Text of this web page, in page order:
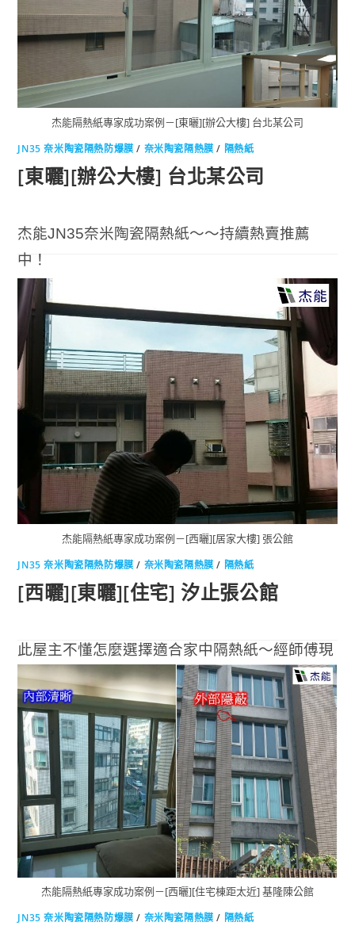
2018-07-10
杰能隔熱紙專家成功案例－[東曬][辦公大樓] 台北某公司
JN35 奈米陶瓷隔熱防爆膜 / 奈米陶瓷隔熱膜 / 隔熱紙
[東曬][辦公大樓] 台北某公司
杰能JN35奈米陶瓷隔熱紙～～持續熱賣推薦
中！
(閱讀全文…)
0 COMMENTS 2018-07-10
杰能隔熱紙專家成功案例－[西曬][居家大樓] 張公館
JN35 奈米陶瓷隔熱防爆膜 / 奈米陶瓷隔熱膜 / 隔熱紙
[西曬][東曬][住宅] 汐止張公館
此屋主不懂怎麼選擇適合家中隔熱紙～經師傅現
場評估細心解說下～推薦了這款奈米陶瓷隔熱紙
～
(閱讀全文…)
0 COMMENTS 2018-07-09
杰能隔熱紙專家成功案例－[西曬][住宅棟距太近] 基隆陳公館
JN35 奈米陶瓷隔熱防爆膜 / 奈米陶瓷隔熱膜 / 隔熱紙